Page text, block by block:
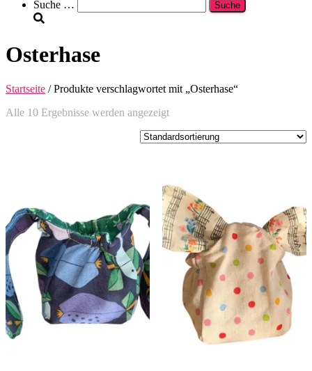
Suche
nach:
Suche …
Osterhase
Startseite / Produkte verschlagwortet mit „Osterhase“
Alle 10 Ergebnisse werden angezeigt